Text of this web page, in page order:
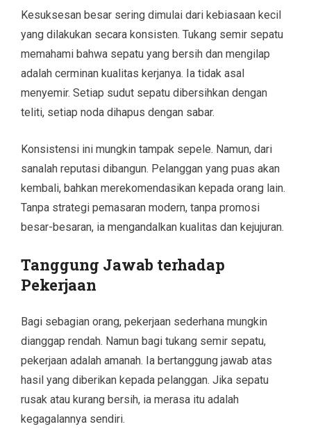
Kesuksesan besar sering dimulai dari kebiasaan kecil
yang dilakukan secara konsisten. Tukang semir sepatu
memahami bahwa sepatu yang bersih dan mengilap
adalah cerminan kualitas kerjanya. Ia tidak asal
menyemir. Setiap sudut sepatu dibersihkan dengan
teliti, setiap noda dihapus dengan sabar.
Konsistensi ini mungkin tampak sepele. Namun, dari
sanalah reputasi dibangun. Pelanggan yang puas akan
kembali, bahkan merekomendasikan kepada orang lain.
Tanpa strategi pemasaran modern, tanpa promosi
besar-besaran, ia mengandalkan kualitas dan kejujuran.
Tanggung Jawab terhadap
Pekerjaan
Bagi sebagian orang, pekerjaan sederhana mungkin
dianggap rendah. Namun bagi tukang semir sepatu,
pekerjaan adalah amanah. Ia bertanggung jawab atas
hasil yang diberikan kepada pelanggan. Jika sepatu
rusak atau kurang bersih, ia merasa itu adalah
kegagalannya sendiri.